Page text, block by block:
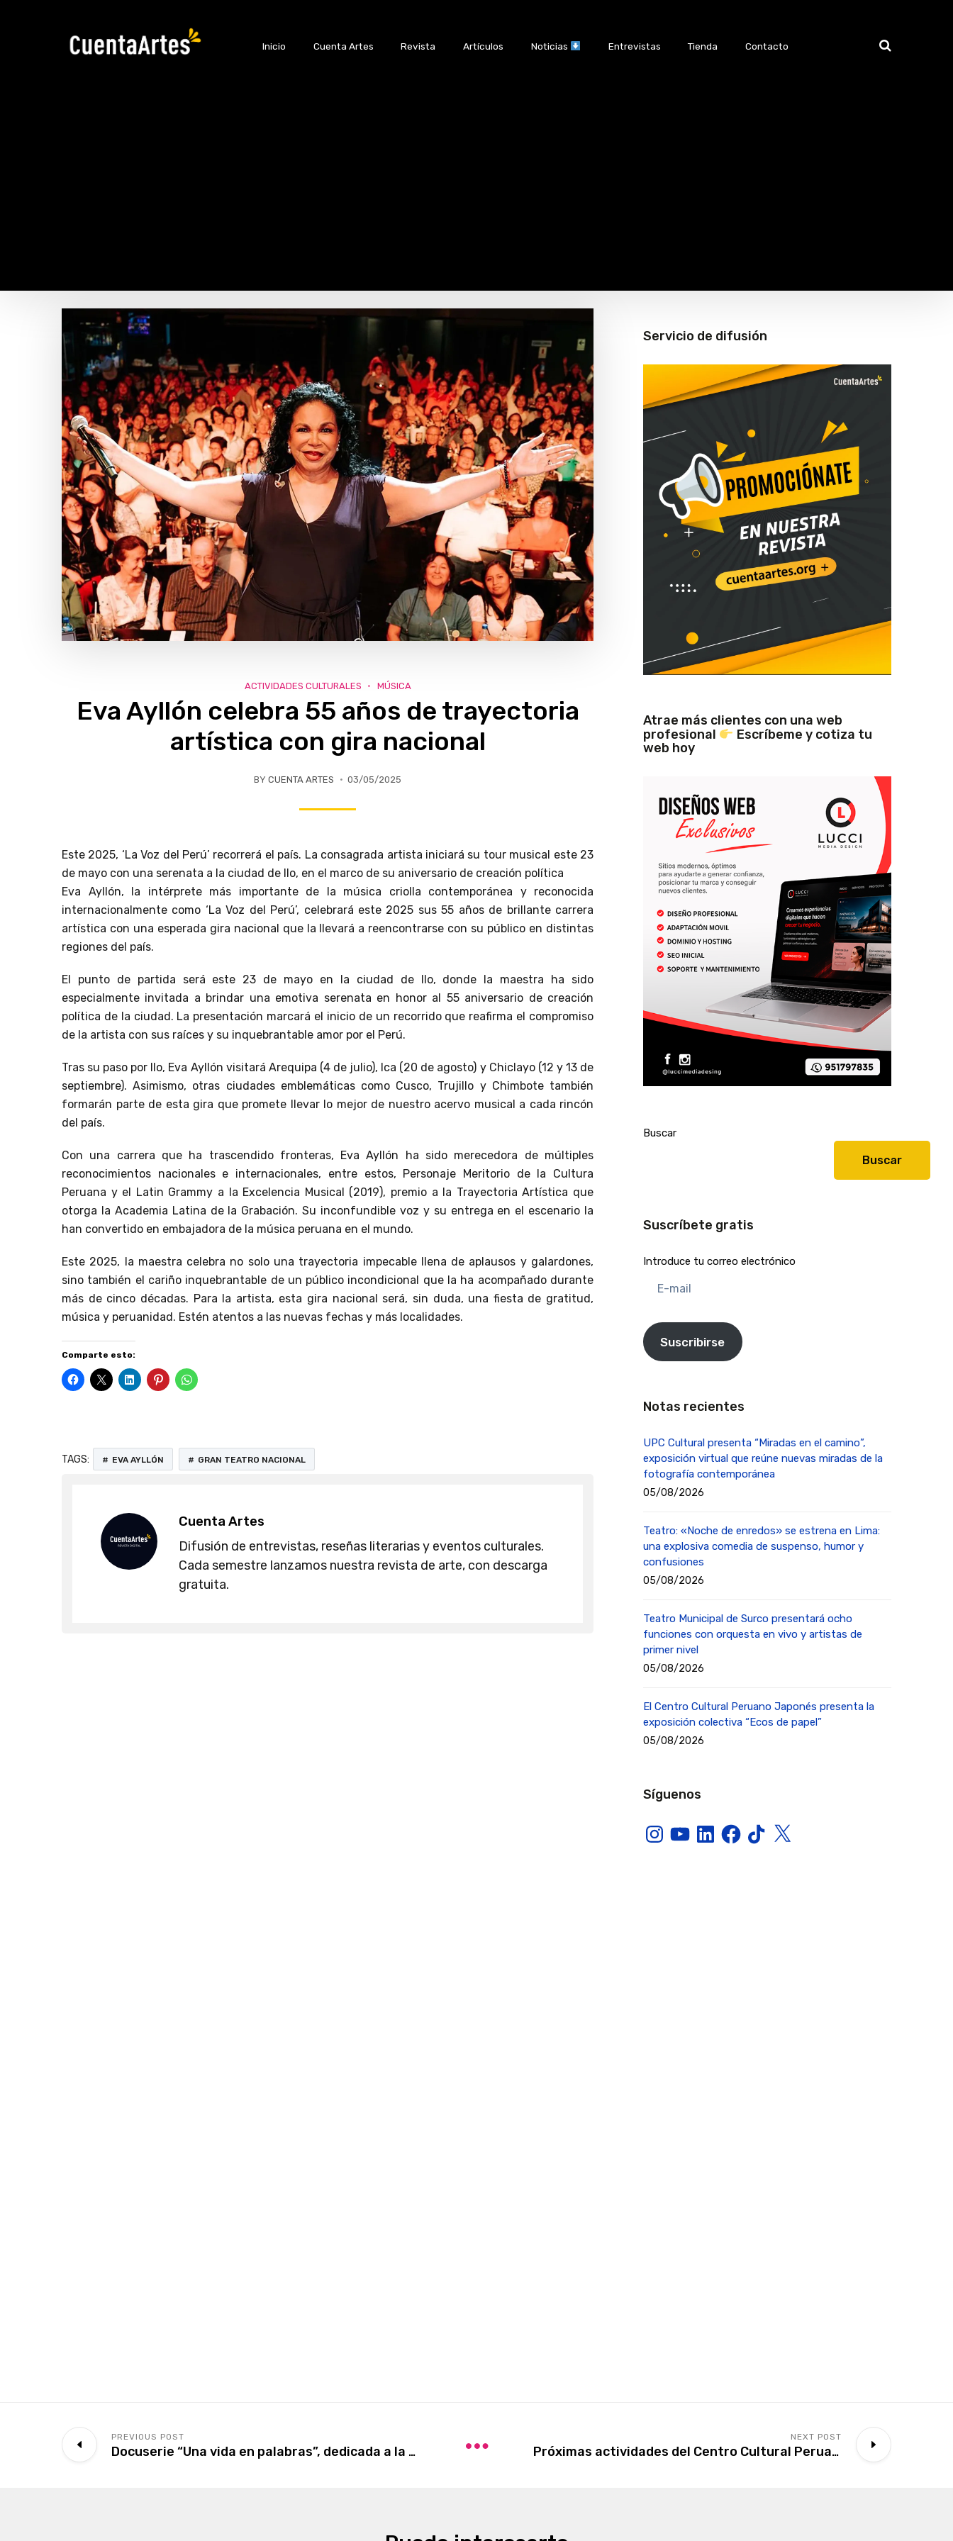
Inicio Cuenta Artes Revista Artículos Noticias Entrevistas Tienda Contacto
ACTIVIDADES CULTURALES MÚSICA
Eva Ayllón celebra 55 años de trayectoria
artística con gira nacional
BY CUENTA ARTES 03/05/2025
Este 2025, ‘La Voz del Perú’ recorrerá el país. La consagrada artista iniciará su tour musical este 23
de mayo con una serenata a la ciudad de Ilo, en el marco de su aniversario de creación política
Eva Ayllón, la intérprete más importante de la música criolla contemporánea y reconocida
internacionalmente como ‘La Voz del Perú’, celebrará este 2025 sus 55 años de brillante carrera
artística con una esperada gira nacional que la llevará a reencontrarse con su público en distintas
regiones del país.
El punto de partida será este 23 de mayo en la ciudad de Ilo, donde la maestra ha sido
especialmente invitada a brindar una emotiva serenata en honor al 55 aniversario de creación
política de la ciudad. La presentación marcará el inicio de un recorrido que reafirma el compromiso
de la artista con sus raíces y su inquebrantable amor por el Perú.
Tras su paso por Ilo, Eva Ayllón visitará Arequipa (4 de julio), Ica (20 de agosto) y Chiclayo (12 y 13 de
septiembre). Asimismo, otras ciudades emblemáticas como Cusco, Trujillo y Chimbote también
formarán parte de esta gira que promete llevar lo mejor de nuestro acervo musical a cada rincón
del país.
Con una carrera que ha trascendido fronteras, Eva Ayllón ha sido merecedora de múltiples
reconocimientos nacionales e internacionales, entre estos, Personaje Meritorio de la Cultura
Peruana y el Latin Grammy a la Excelencia Musical (2019), premio a la Trayectoria Artística que
otorga la Academia Latina de la Grabación. Su inconfundible voz y su entrega en el escenario la
han convertido en embajadora de la música peruana en el mundo.
Este 2025, la maestra celebra no solo una trayectoria impecable llena de aplausos y galardones,
sino también el cariño inquebrantable de un público incondicional que la ha acompañado durante
más de cinco décadas. Para la artista, esta gira nacional será, sin duda, una fiesta de gratitud,
música y peruanidad. Estén atentos a las nuevas fechas y más localidades.
Comparte esto:
TAGS: EVA AYLLÓN GRAN TEATRO NACIONAL
Cuenta Artes
Difusión de entrevistas, reseñas literarias y eventos culturales.
Cada semestre lanzamos nuestra revista de arte, con descarga
gratuita.
Servicio de difusión
Atrae más clientes con una web
profesional
Escríbeme y cotiza tu
web hoy
Buscar
Buscar
Suscríbete gratis
Introduce tu correo electrónico
mail
Suscribirse
Notas recientes
UPC Cultural presenta “Miradas en el camino”,
exposición virtual que reúne nuevas miradas de la
fotografía contemporánea
05/08/2026
Teatro: «Noche de enredos» se estrena en Lima:
una explosiva comedia de suspenso, humor y
confusiones
05/08/2026
Teatro Municipal de Surco presentará ocho
funciones con orquesta en vivo y artistas de
primer nivel
05/08/2026
El Centro Cultural Peruano Japonés presenta la
exposición colectiva “Ecos de papel”
05/08/2026
Síguenos
InstagramYouTubeLinkedInFacebook
TikTokX
PREVIOUS POST
Docuserie “Una vida en palabras”, dedicada a la vida, obra y pensamiento de Mario Vargas Llosa
NEXT POST
Próximas actividades del Centro Cultural Peruano Japonés